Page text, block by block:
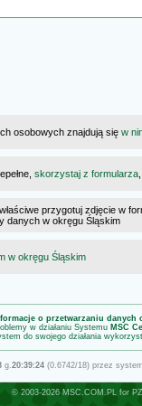
osobowych znajdują się w
skorzystaj z formularza
przygotuj zdjęcie w
danych w okręgu Śląskim
w okręgu Śląskim
o przetwarzaniu danych
w działaniu Systemu MSC
do swojego działania
g.20:39:24 (0.6742/18) przez system
© 2003-2026 MSC.COM.PLfor